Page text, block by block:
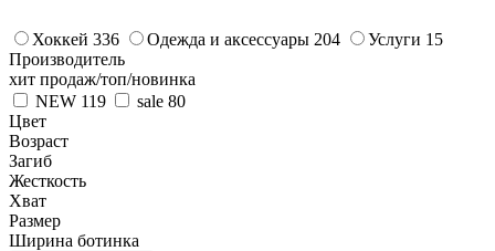
Хоккей 336 Одежда и аксессуары 204 Услуги 15
Производитель
хит продаж/топ/новинка
NEW 119 sale 80
Цвет
Возраст
Загиб
Жесткость
Хват
Размер
Ширина ботинка